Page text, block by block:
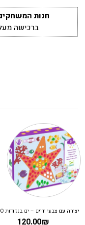
חנות
ברכישה מעל 250₪ שליח עד הבית
יצירה עם צבעי ידיים – ים בנקודות DJECO
120.00₪